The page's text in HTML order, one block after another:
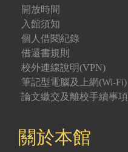
開放時間
入館須知
個人借閱紀錄
借還書規則
校外連線說明(VPN)
筆記型電腦及上網(Wi-Fi)
論文繳交及離校手續事項
關於本館